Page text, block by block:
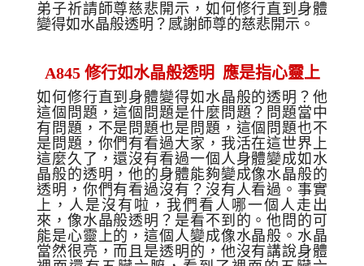
弟子祈請師尊慈悲開示，如何修行直到身體
變得如水晶般透明？感謝師尊的慈悲開示。
A845 修行如水晶般透明 應是指心靈上
如何修行直到身體變得如水晶般的透明 ？他
這個問題 ，這個問題是什麼問題 ？ 問題當中
有問題，不是問題也是問題，這個問題也不
是問題，你們有看過大家 ， 我活在這世界上
這麼久了，還沒有看過一個人身體變成如水
晶般的透明，他的身體能夠變成像水晶般的
透明，你們有看過沒有 ？ 沒有人看過 。事實
上， 人 是沒有啦，我們看人哪一個人走出
來，像水晶般透明 ？ 是看不到的。他 問的可
能是心靈上的 ，這個人變成像水晶般。 水晶
當然很亮， 而且是透明的 ， 他沒有講說身體